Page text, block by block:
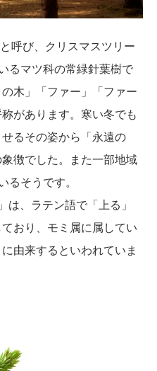
呼び、クリスマスツリー
るマツ科の常緑針葉樹で
木」「ファー」「ファー
があります。寒い冬でも
るその姿から「永遠の
徴でした。また一部地域
るそうです。
は、ラテン語で「上る」
おり、モミ属に属してい
由来するといわれていま